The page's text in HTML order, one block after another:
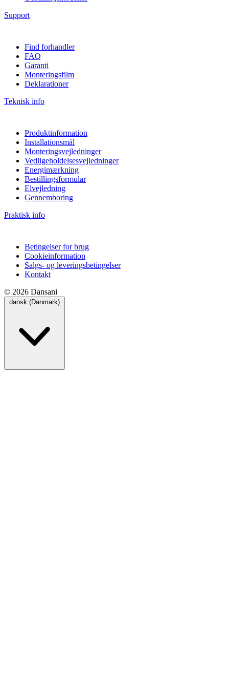
Support
Find forhandler
FAQ
Garanti
Monteringsfilm
Deklarationer
Teknisk info
Produktinformation
Installationsmål
Monteringsvejledninger
Vedligeholdelsesvejledninger
Energimærkning
Bestillingsformular
Elvejledning
Gennemboring
Praktisk info
Betingelser for brug
Cookieinformation
Salgs- og leveringsbetingelser
Kontakt
© 2026 Dansani
dansk (Danmark)